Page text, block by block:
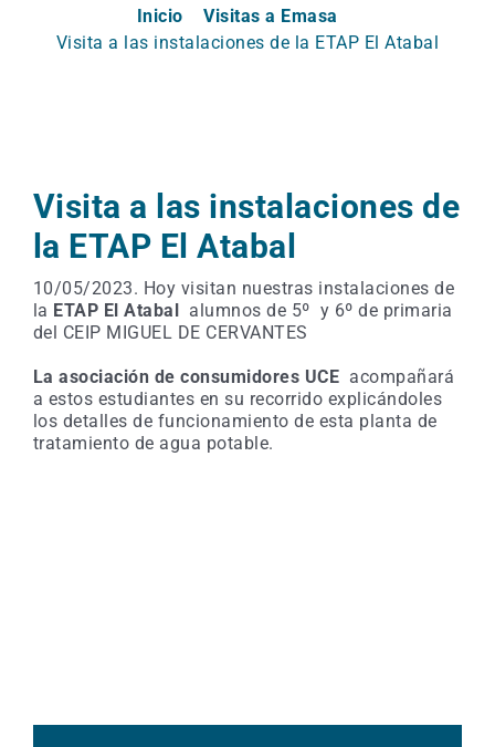
Inicio
Visitas a Emasa
Visita a las instalaciones de la ETAP El Atabal
Visita a las instalaciones de
la ETAP El Atabal
10/05/2023. Hoy visitan nuestras instalaciones de
la ETAP El Atabal alumnos de 5º y 6º de primaria
del CEIP MIGUEL DE CERVANTES
La asociación de consumidores UCE acompañará
a estos estudiantes en su recorrido explicándoles
los detalles de funcionamiento de esta planta de
tratamiento de agua potable.